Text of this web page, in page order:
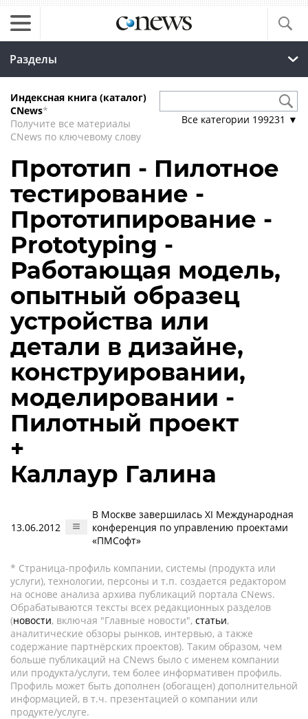
Разделы
Индексная книга (каталог)
CNews*
Получите все материалы
CNews по ключевому слову
Все категории 199231 ▼
Прототип - Пилотное
тестирование -
Прототипирование -
Prototyping -
Работающая модель,
опытный образец
устройства или
детали в дизайне,
конструировании,
моделировании -
Пилотный проект
+
Каллаур Галина
13.06.2012
В Москве завершилась XI Международная
конференция по управлению проектами
«ПМСофт»
* Страница-профиль компании, системы (продукта или
услуги), технологии, персоны и т.п. создается редактором
на основе анализа архива публикаций портала CNews.
Обрабатываются тексты всех редакционных разделов
(новости, включая "Главные новости", статьи,
аналитические обзоры рынков, интервью, а также
содержание партнёрских проектов). Таким образом, чем
больше публикаций на CNews было с именем компании
или продукта/услуги, тем более информативен профиль.
Профиль может быть дополнен (обогащен) дополнительной
информацией, в т.ч. презентацией о компании или
продукте/услуге.